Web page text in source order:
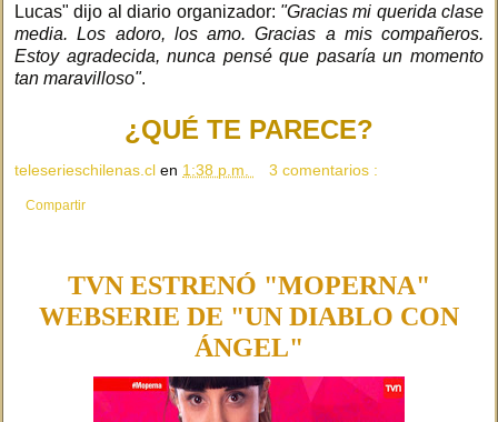
Lucas" dijo al diario organizador: "Gracias mi querida clase
media. Los adoro, los amo. Gracias a mis compañeros.
Estoy agradecida, nunca pensé que pasaría un momento
tan maravilloso".
¿QUÉ TE PARECE?
teleserieschilenas.cl en 1:38 p.m. 3 comentarios :
Compartir
TVN ESTRENÓ "MOPERNA"
WEBSERIE DE "UN DIABLO CON
ÁNGEL"